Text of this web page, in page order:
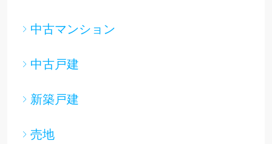
中古マンション
中古戸建
新築戸建
売地